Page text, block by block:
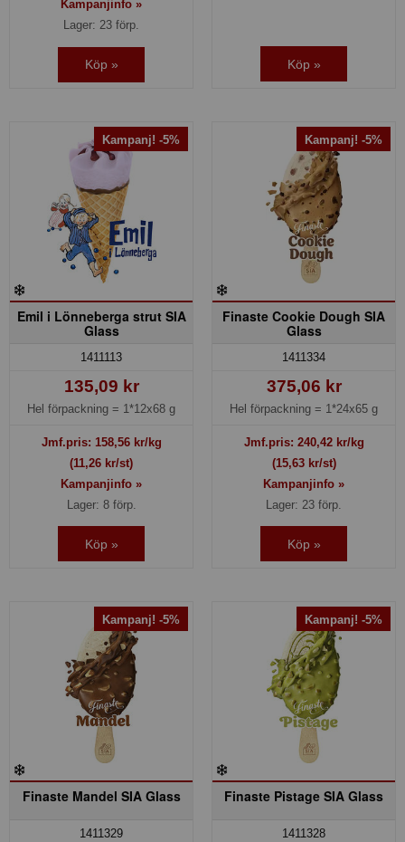
Kampanjinfo »
Lager: 23 förp.
Köp » Köp »
Kampanj! -5%
Emil i Lönneberga strut SIA
Glass
1411113
135,09 kr
Hel förpackning = 1*12x68 g
Jmf.pris: 158,56kr/kg
(11,26 kr/st)
Kampanjinfo »
Lager: 8 förp.
Köp »
Kampanj! -5%
Finaste Cookie Dough SIA
Glass
1411334
375,06 kr
Hel förpackning = 1*24x65 g
Jmf.pris: 240,42kr/kg
(15,63 kr/st)
Kampanjinfo »
Lager: 23 förp.
Köp »
Kampanj! -5%
Finaste Mandel SIA Glass
1411329
Kampanj! -5%
Finaste Pistage SIA Glass
1411328